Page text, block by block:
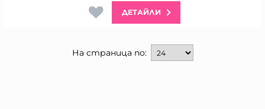
ДЕТАЙЛИ
На страница по: